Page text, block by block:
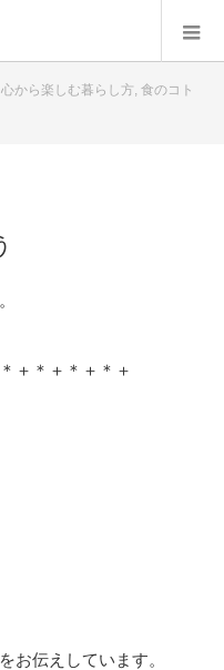
心から楽しむ暮らし方, 食のコト
＋＊＋＊＋＊＋
お伝えしています。